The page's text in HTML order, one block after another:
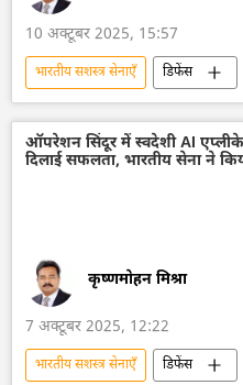
10 अक्टूबर 2025, 15:57
भारतीय सशस्‍त्र सेनाएँ डिफेंस
भारत सरकार
भारतीय सेना
ड्रोन
ड्रोन हमला
ऑपरेशन सिंदूर में स्वदेशी AI
दिलाई सफलता, भारतीय सेना ने
कृष्णमोहन मिश्रा
7 अक्टूबर 2025, 12:22
भारतीय सशस्‍त्र सेनाएँ डिफेंस